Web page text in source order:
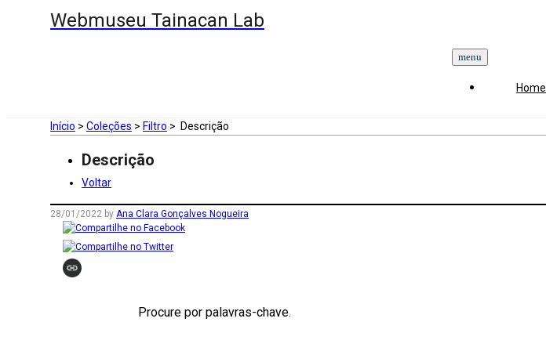
Webmuseu Tainacan Lab
Home
Início > Coleções > Filtro > Descrição
Descrição
Voltar
28/01/2022 by Ana Clara Gonçalves Nogueira
Procure por palavras-chave.